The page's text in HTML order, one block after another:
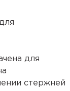
для
стержней